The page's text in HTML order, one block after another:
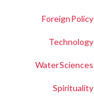
Foreign Policy
Technology
Water Sciences
Spirituality